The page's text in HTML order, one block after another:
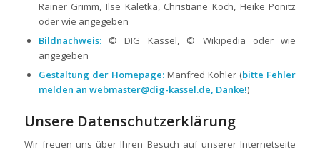
Rainer Grimm, Ilse Kaletka, Christiane Koch, Heike Pönitz
oder wie angegeben
Bildnachweis:© DIG Kassel, © Wikipedia oder wie
angegeben
Gestaltung der Homepage:Manfred Köhler (bitte Fehler
melden an webmaster@dig-kassel.de, Danke!)
Unsere Datenschutzerklärung
Wir freuen uns über Ihren Besuch auf unserer Internetseite